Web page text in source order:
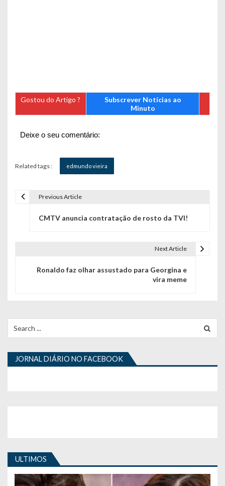
Gostou do Artigo ?
Subscrever Notícias ao
Minuto
Deixe o seu comentário:
Related tags : edmundo vieira
ã
o
d
i
g
Previous Article
CMTV anuncia contratação de rosto da TVI!
Next Article
Ronaldo faz olhar assustado para Georgina e
vira meme
for:
JORNAL DIÁRIO NO FACEBOOK
ULTIMOS